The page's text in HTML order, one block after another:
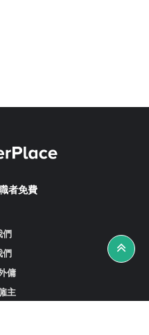
者免費
們
們
傭
主